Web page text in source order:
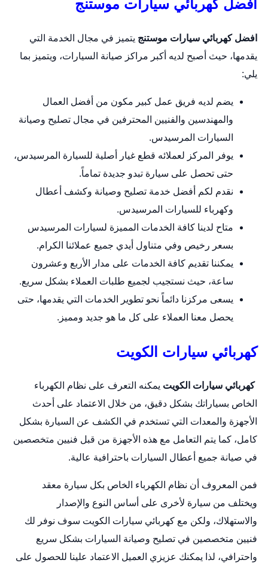
افضل كهربائي سيارات موستنج
افضل كهربائي سيارات موستنج يتميز في مجال الخدمة التي
يقدمها، حيث أصبح لديه أكبر مراكز صيانة السيارات، ويتميز بما
يلي:
يضم لديه فريق عمل كبير مكون من أفضل العمال
والمهندسين والفنيين المحترفين في مجال تصليح وصيانة
السيارات المرسيدس.
يوفر المركز لعملائه قطع غيار أصلية للسيارة المرسيدس،
حتى تحصل على سيارة تبدو جديدة تماماً.
نقدم لكم أفضل خدمة تصليح وصيانة وكشف أعطال
وكهرباء للسيارات المرسيدس.
متاح لدينا كافة الخدمات المميزة لسيارات المرسيدس
بسعر رخيص وفي متناول أيدي جميع عملائنا الكرام.
يمكننا تقديم كافة الخدمات على مدار الأربع وعشرون
ساعة، حيث نستجيب لجميع طلبات العملاء بشكل سريع.
يسعى مركزنا دائماً نحو تطوير الخدمات التي يقدمها، حتى
يحصل معنا العملاء على كل ما هو جديد ومميز.
كهربائي سيارات الكويت
كهربائي سيارات الكويت يمكنه التعرف على نظام الكهرباء
الخاص بسياراتك بشكل دقيق، من خلال الاعتماد على أحدث
الأجهزة والمعدات التي تستخدم في الكشف عن السيارة بشكل
كامل، كما يتم التعامل مع هذه الأجهزة من قبل فنيين متخصصين
في صيانة جميع أعطال السيارات باحترافية عالية.
فمن المعروف أن نظام الكهرباء الخاص بكل سيارة معقد
ويختلف من سيارة لأخرى على أساس النوع والإصدار
والاستهلاك، ولكن مع كهربائي سيارات الكويت سوف نوفر لك
فنيين متخصصين في تصليح وصيانة السيارات بشكل سريع
واحترافي، لذا يمكنك عزيزي العميل الاعتماد علينا للحصول على